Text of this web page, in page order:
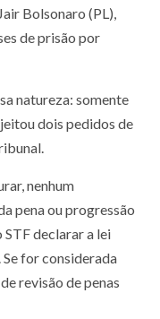
Bolsonaro (PL),
de prisão por
natureza: somente
dois pedidos de
nenhum
pena ou progressão
STF declarar a lei
for considerada
revisão de penas